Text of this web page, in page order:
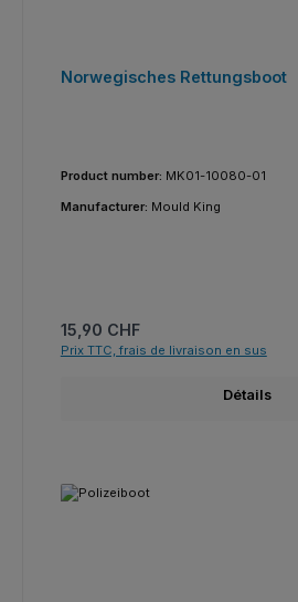
Norwegisches Rettungsboot
Product number: MK01-10080-01
Manufacturer: Mould King
Prix régulier :
15,90 CHF
Prix TTC, frais de livraison en sus
Détails